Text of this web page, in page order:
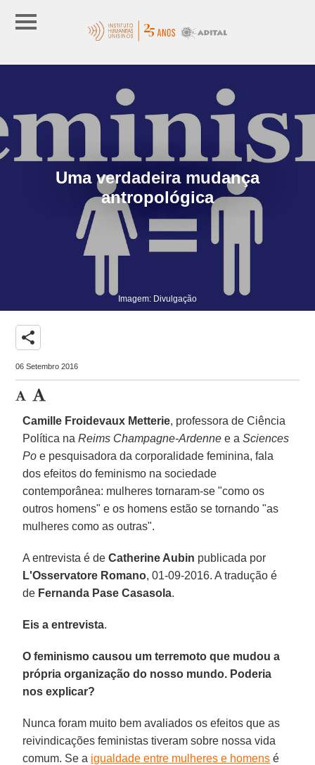
Uma verdadeira mudança
antropológica
Imagem: Divulgação
share
06 Setembro 2016
Camille Froidevaux Metterie, professora de Ciência
Política naReims Champagne-Ardenne e aSciences
Po e pesquisadora da corporalidade feminina, fala
dos efeitos do feminismo na sociedade
contemporânea: mulheres tornaram-se "como os
outros homens" e os homens estão se tornando "as
mulheres como as outras".
A entrevista é deCatherine Aubin publicada por
L'Osservatore Romano, 01-09-2016. A tradução é
de Fernanda Pase Casasola.
Eis a entrevista.
O feminismo causou um terremoto que mudou a
própria organização do nosso mundo. Poderia
nos explicar?
Nunca foram muito bem avaliados os efeitos que as
reivindicações feministas tiveram sobre nossa vida
comum. Se a igualdade entre mulheres e homens é